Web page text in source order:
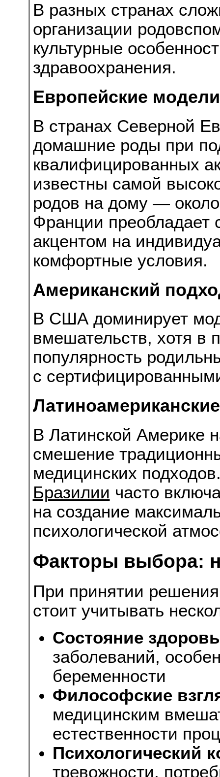
В разных странах
организации
культурные
здравоохранения.
Европейские модели
В странах Северной
домашние роды при
квалифицированных
известны самой
родов на дому —
Франции преобладает
акцентом на
комфортные условия.
Американский
В США доминирует
вмешательств, хотя в
популярность
с
В Латинской Америке
смешение
медицинских
Бразилии часто
на создание
психологической
Факторы выбора:
При принятии
стоит учитывать
Состояние
заболеваний,
беременности
Философские
медицинским
естественности
Психологический
тревожности,